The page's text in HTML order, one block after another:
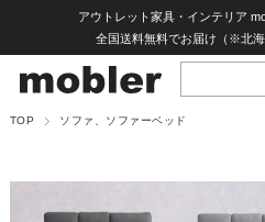
アウトレット家具・インテリア
全国送料無料でお届け（※北海
TOP ソファ、ソファーベッド